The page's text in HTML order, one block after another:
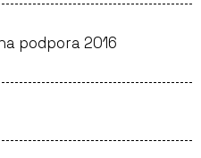
podpora 2016